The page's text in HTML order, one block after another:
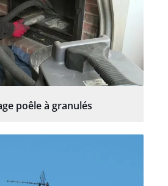
poêle à granulés